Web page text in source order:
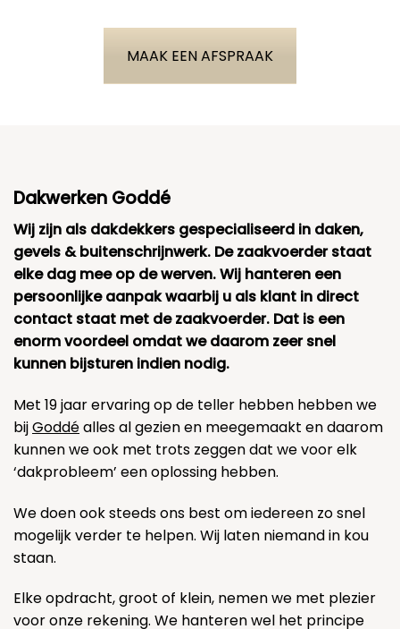
MAAK EEN AFSPRAAK
Dakwerken Goddé
Wij zijn als dakdekkers gespecialiseerd in daken,
gevels & buitenschrijnwerk. De zaakvoerder staat
elke dag mee op de werven. Wij hanteren een
persoonlijke aanpak waarbij u als klant in direct
contact staat met de zaakvoerder. Dat is een
enorm voordeel omdat we daarom zeer snel
kunnen bijsturen indien nodig.
Met 19 jaar ervaring op de teller hebben hebben we
bijGoddéalles al gezien en meegemaakt en daarom
kunnen we ook met trots zeggen dat we voor elk
‘dakprobleem’ een oplossing hebben.
We doen ook steeds ons best om iedereen zo snel
mogelijk verder te helpen. Wij laten niemand in kou
staan.
Elke opdracht, groot of klein, nemen we met plezier
voor onze rekening. We hanteren wel het principe